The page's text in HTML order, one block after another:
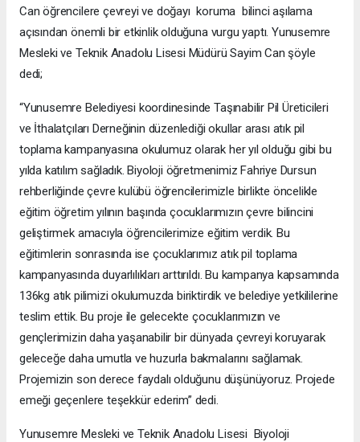
Can öğrencilere çevreyi ve doğayı koruma bilinci aşılama
açısından önemli bir etkinlik olduğuna vurgu yaptı. Yunusemre
Mesleki ve Teknik Anadolu Lisesi Müdürü Sayim Can şöyle
dedi;
“Yunusemre Belediyesi koordinesinde Taşınabilir Pil Üreticileri
ve İthalatçıları Derneğinin düzenlediği okullar arası atık pil
toplama kampanyasına okulumuz olarak her yıl olduğu gibi bu
yılda katılım sağladık. Biyoloji öğretmenimiz Fahriye Dursun
rehberliğinde çevre kulübü öğrencilerimizle birlikte öncelikle
eğitim öğretim yılının başında çocuklarımızın çevre bilincini
geliştirmek amacıyla öğrencilerimize eğitim verdik. Bu
eğitimlerin sonrasında ise çocuklarımız atık pil toplama
kampanyasında duyarlılıkları arttırıldı. Bu kampanya kapsamında
136kg atık pilimizi okulumuzda biriktirdik ve belediye yetkililerine
teslim ettik. Bu proje ile gelecekte çocuklarımızın ve
gençlerimizin daha yaşanabilir bir dünyada çevreyi koruyarak
geleceğe daha umutla ve huzurla bakmalarını sağlamak.
Projemizin son derece faydalı olduğunu düşünüyoruz. Projede
emeği geçenlere teşekkür ederim” dedi.
Yunusemre Mesleki ve Teknik Anadolu Lisesi Biyoloji